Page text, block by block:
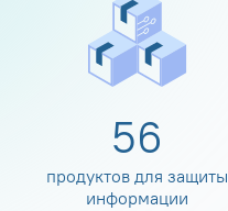
60
продуктов для защиты
информации